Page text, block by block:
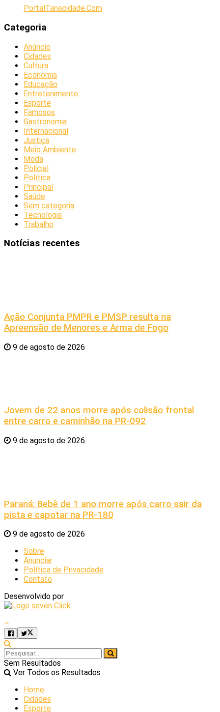
PortalTanacidade.Com
Categoria
Anúncio
Cidades
Cultura
Economia
Educação
Entretenimento
Esporte
Famosos
Gastronomia
Internacional
Justiça
Meio Ambiente
Moda
Policial
Política
Principal
Saúde
Sem categoria
Tecnologia
Trabalho
Notícias recentes
Ação Conjunta PMPR e PMSP resulta na
Apreensão de Menores e Arma de Fogo
9 de agosto de 2026
Jovem de 22 anos morre após colisão frontal
entre carro e caminhão na PR-092
9 de agosto de 2026
Paraná: Bebê de 1 ano morre após carro sair da
pista e capotar na PR-180
9 de agosto de 2026
Sobre
Anunciar
Política de Privacidade
Contato
Desenvolvido por
Sem Resultados
Ver Todos os Resultados
Home
Cidades
Esporte